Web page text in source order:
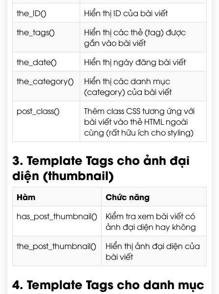
the_ID()
Hiển thị ID của bài viết
the_tags()
Hiển thị các thẻ (tag) được
gắn vào bài viết
the_date()
Hiển thị ngày đăng bài viết
the_category()
Hiển thị các danh mục
(category) của bài viết
post_class()
Thêm class CSS tương ứng với
bài viết vào thẻ HTML ngoài
cùng (rất hữu ích cho styling)
3. Template Tags cho ảnh đại
diện (thumbnail)
Hàm Chức năng
has_post_thumbnail()
Kiểm tra xem bài viết có
ảnh đại diện hay không
the_post_thumbnail()
Hiển thị ảnh đại diện của
bài viết
4. Template Tags cho danh mục